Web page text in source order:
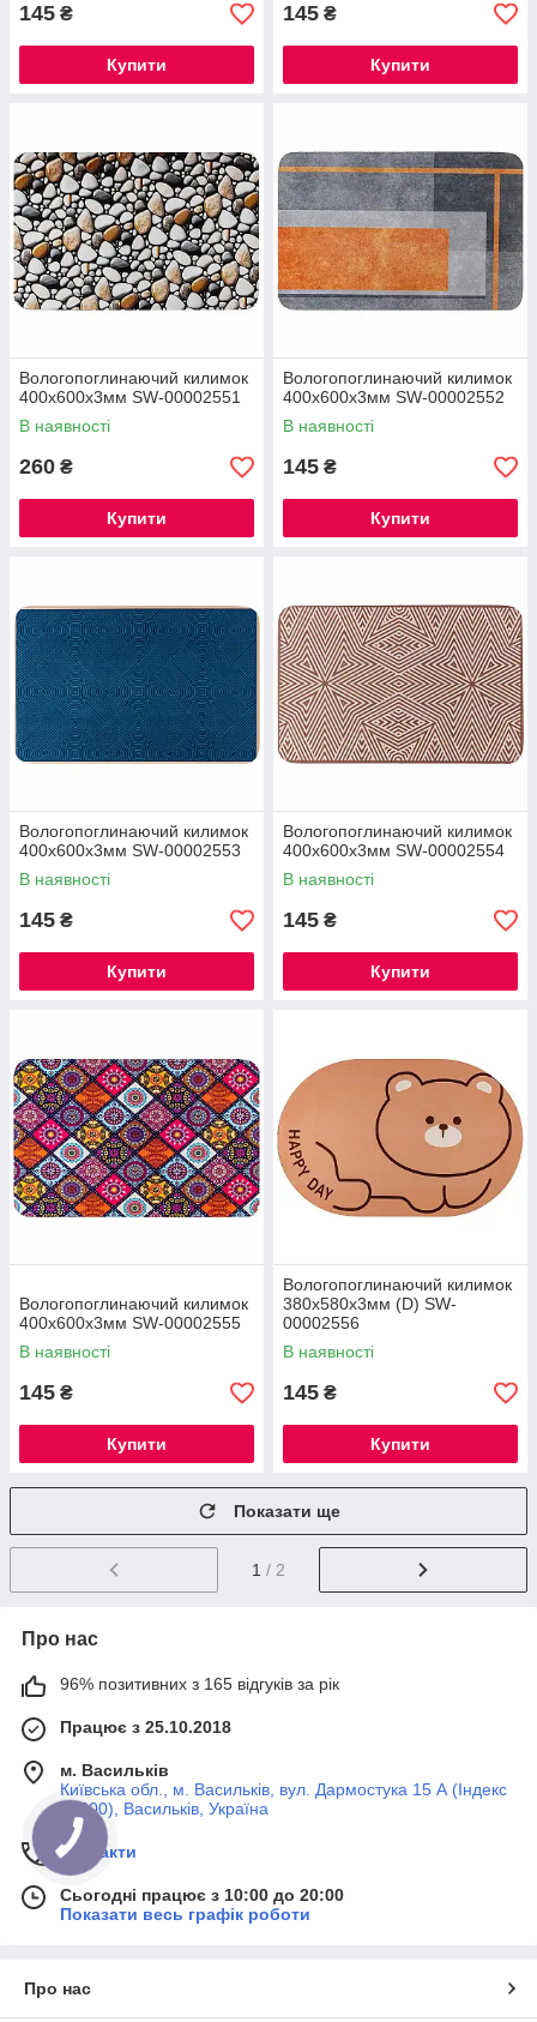
145 ₴
Купити
145 ₴
Купити
Вологопоглинаючий килимок
400х600х3мм SW-00002551
В наявності
260 ₴
Купити
Вологопоглинаючий килимок
400х600х3мм SW-00002552
В наявності
145 ₴
Купити
Вологопоглинаючий килимок
400х600х3мм SW-00002553
В наявності
145 ₴
Купити
Вологопоглинаючий килимок
400х600х3мм SW-00002554
В наявності
145 ₴
Купити
Вологопоглинаючий килимок
400х600х3мм SW-00002555
В наявності
145 ₴
Купити
Вологопоглинаючий килимок
380х580х3мм (D) SW-
00002556
В наявності
145 ₴
Купити
Показати ще
1 / 2
Про нас
96% позитивних з 165 відгуків за рік
Працює з 25.10.2018
м. Васильків
Київська обл., м. Васильків, вул. Дармостука 15 А (Індекс
08600), Васильків, Україна
Контакти
Сьогодні працює з 10:00 до 20:00
Показати весь графік роботи
Про нас